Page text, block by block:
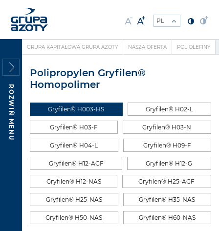
ROZWIŃ MENU
GRUPA KAPITAŁOWA GRUPA AZOTY NASZA OFERTA POLIOLEFINY
Polipropylen Gryfilen®
Homopolimer
Gryfilen® H003-HS Gryfilen® H02-L
Gryfilen® H03-F Gryfilen® H03-N
Gryfilen® H04-L Gryfilen® H09-F
Gryfilen® H12-AGF Gryfilen® H12-G
Gryfilen® H12-NAS Gryfilen® H25-AGF
Gryfilen® H25-NAS Gryfilen® H35-NAS
Gryfilen® H50-NAS Gryfilen® H60-NAS